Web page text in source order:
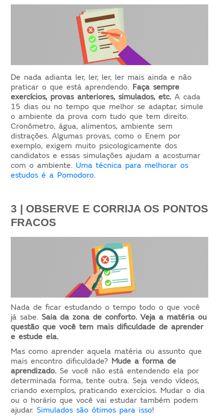
De nada adianta ler, ler, ler, ler mais ainda e não
praticar o que está aprendendo. Faça sempre
exercícios, provas anteriores, simulados, etc.A cada
15 dias ou no tempo que melhor se adaptar, simule
o ambiente da prova com tudo que tem direito.
Cronômetro, água, alimentos, ambiente sem
distrações. Algumas provas, como o Enem por
exemplo, exigem muito psicologicamente dos
candidatos e essas simulações ajudam a acostumar
com o ambiente. Uma técnica para melhorar os
estudos é a Pomodoro.
3 | OBSERVE E CORRIJA OS PONTOS
FRACOS
Nada de ficar estudando o tempo todo o que você
já sabe.Saia da zona de conforto. Veja a matéria ou
questão que você tem mais dificuldade de aprender
e estude ela.
Mas como aprender aquela matéria ou assunto que
mais encontro dificuldade? Mude a forma de
aprendizado.Se você não está entendendo ela por
determinada forma, tente outra. Seja vendo vídeos,
criando exemplos, praticando exercícios. Mudar o dia
ou o horário que você vai estudar também podem
ajudar.Simulados são ótimos para isso!